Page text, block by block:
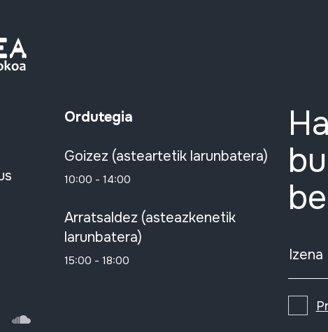
FlickrSoundCloud
Ordutegia
Goizez (asteartetik larunbatera)
10:00 - 14:00
Arratsaldez (asteazkenetik
larunbatera)
15:00 - 18:00 Izena